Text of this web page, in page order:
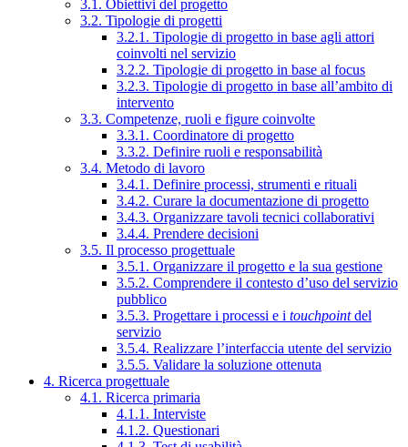
3.1. Obiettivi del progetto
3.2. Tipologie di progetti
3.2.1. Tipologie di progetto in base agli attori
coinvolti nel servizio
3.2.2. Tipologie di progetto in base al focus
3.2.3. Tipologie di progetto in base all’ambito di
intervento
3.3. Competenze, ruoli e figure coinvolte
3.3.1. Coordinatore di progetto
3.3.2. Definire ruoli e responsabilità
3.4. Metodo di lavoro
3.4.1. Definire processi, strumenti e rituali
3.4.2. Curare la documentazione di progetto
3.4.3. Organizzare tavoli tecnici collaborativi
3.4.4. Prendere decisioni
3.5. Il processo progettuale
3.5.1. Organizzare il progetto e la sua gestione
3.5.2. Comprendere il contesto d’uso del servizio
pubblico
3.5.3. Progettare i processi e i touchpointdel
servizio
3.5.4. Realizzare l’interfaccia utente del servizio
3.5.5. Validare la soluzione ottenuta
4. Ricerca progettuale
4.1. Ricerca primaria
4.1.1. Interviste
4.1.2. Questionari